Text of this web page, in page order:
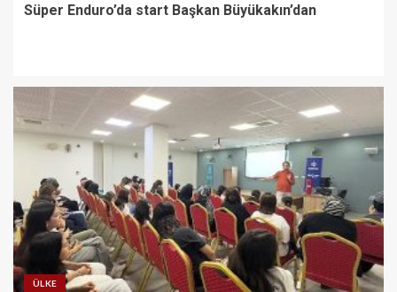
Süper Enduro’da start Başkan Büyükakın’dan
ÜLKE